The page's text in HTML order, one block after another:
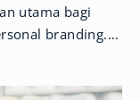
utama bagi
branding.